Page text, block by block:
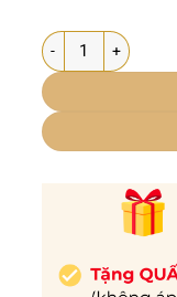
Áo cầu lông Yonex